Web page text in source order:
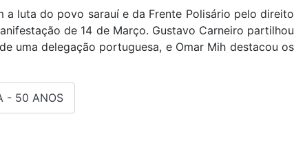
luta do povo sarauí e da Frente Polisário pelo direito
de 14 de Março. Gustavo Carneiro partilhou
uma delegação portuguesa, e Omar Mih destacou os
- 50 ANOS